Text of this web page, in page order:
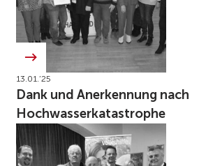
13.01.’25
Dank und Anerkennung nach
Hochwasserkatastrophe